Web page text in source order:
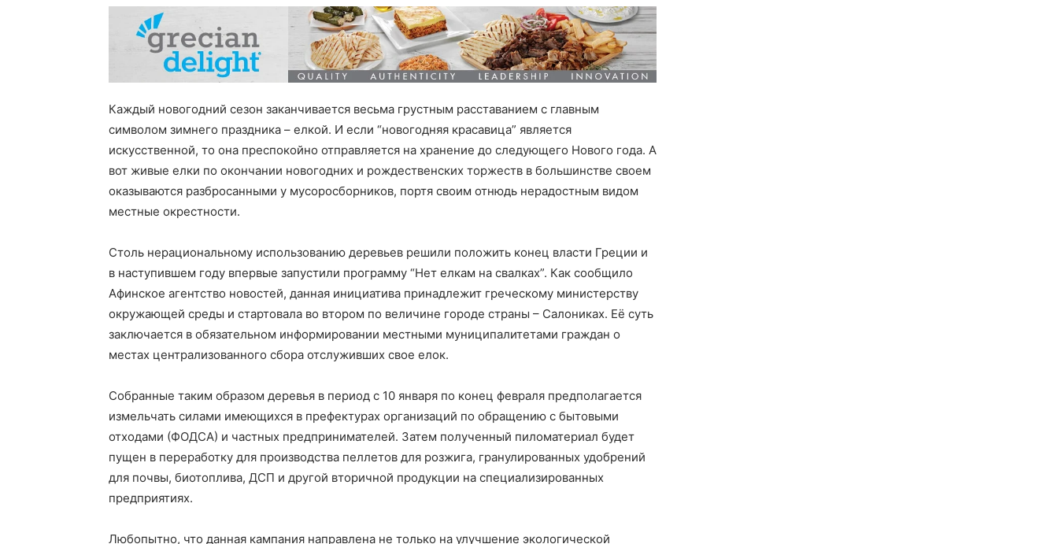
Каждый новогодний сезон заканчивается весьма грустным расставанием с главным
символом зимнего праздника – елкой. И если “новогодняя красавица” является
искусственной, то она преспокойно отправляется на хранение до следующего Нового года. А
вот живые елки по окончании новогодних и рождественских торжеств в большинстве своем
оказываются разбросанными у мусоросборников, портя своим отнюдь нерадостным видом
местные окрестности.
Столь нерациональному использованию деревьев решили положить конец власти Греции и
в наступившем году впервые запустили программу “Нет елкам на свалках”. Как сообщило
Афинское агентство новостей, данная инициатива принадлежит греческому министерству
окружающей среды и стартовала во втором по величине городе страны – Салониках. Её суть
заключается в обязательном информировании местными муниципалитетами граждан о
местах централизованного сбора отслуживших свое елок.
Собранные таким образом деревья в период с 10 января по конец февраля предполагается
измельчать силами имеющихся в префектурах организаций по обращению с бытовыми
отходами (ФОДСА) и частных предпринимателей. Затем полученный пиломатериал будет
пущен в переработку для производства пеллетов для розжига, гранулированных удобрений
для почвы, биотоплива, ДСП и другой вторичной продукции на специализированных
предприятиях.
Любопытно, что данная кампания направлена не только на улучшение экологической